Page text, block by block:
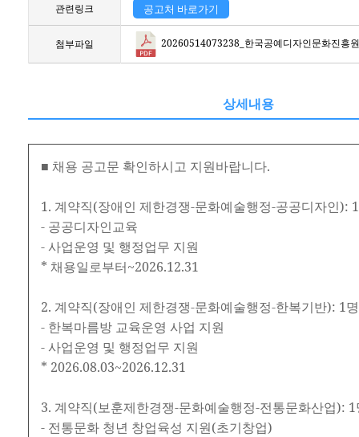
관련링크 공고처 바로가기
첨부파일 20260514073238_한국공예디자인문화진흥
상세내용
■ 채용 공고문 확인하시고 지원바랍니다.
1. 계약직(장애인 제한경쟁-문화예술행정-공공디자인):
- 공공디자인교육
- 사업운영 및 행정업무 지원
* 채용일로부터~2026.12.31
2. 계약직(장애인 제한경쟁-문화예술행정-한복기반): 1명
- 한복마름방 교육운영 사업 지원
- 사업운영 및 행정업무 지원
* 2026.08.03~2026.12.31
3. 계약직(보훈제한경쟁-문화예술행정-전통문화산업): 1
- 전통문화 청년 창업육성 지원(초기창업)